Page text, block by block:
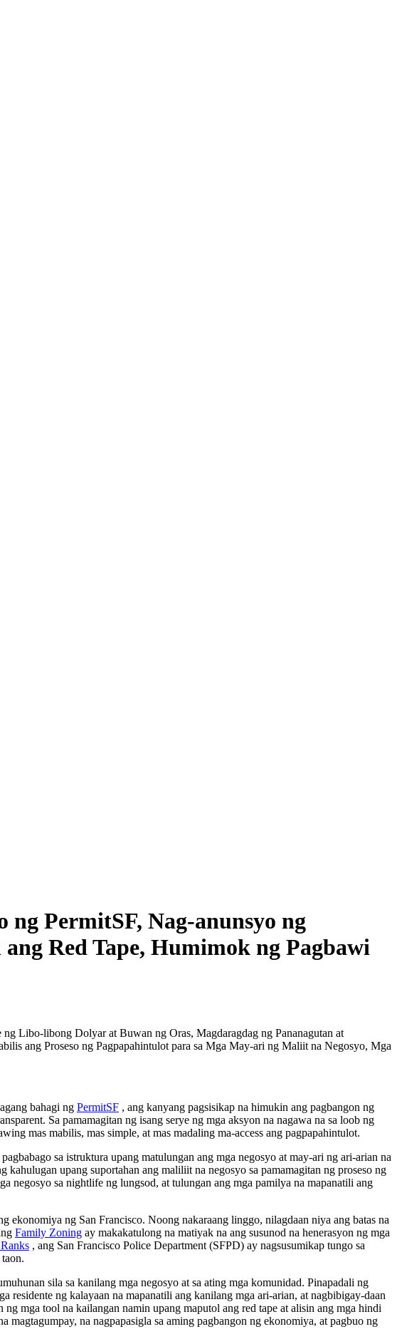
PermitSF, Nag-anunsyo ng
Red Tape, Humimok ng Pagbawi
Libo-libong Dolyar at Buwan ng Oras, Magdaragdag ng Pananagutan at
ang Proseso ng Pagpapahintulot para sa Mga May-ari ng Maliit na Negosyo, Mga
bahagi ng PermitSF , ang kanyang pagsisikap na himukin ang pagbangon ng
Sa pamamagitan ng isang serye ng mga aksyon na nagawa na sa loob ng
mas mabilis, mas simple, at mas madaling ma-access ang pagpapahintulot.
sa istruktura upang matulungan ang mga negosyo at may-ari ng ari-arian na
upang suportahan ang maliliit na negosyo sa pamamagitan ng proseso ng
negosyo sa nightlife ng lungsod, at tulungan ang mga pamilya na mapanatili ang
ng San Francisco. Noong nakaraang linggo, nilagdaan niya ang batas na
Family Zoning ay makakatulong na matiyak na ang susunod na henerasyon ng mga
, ang San Francisco Police Department (SFPD) ay nagsusumikap tungo sa
sila sa kanilang mga negosyo at sa ating mga komunidad. Pinapadali ng
ng kalayaan na mapanatili ang kanilang mga ari-arian, at nagbibigay-daan
mga tool na kailangan namin upang maputol ang red tape at alisin ang mga hindi
na nagpapasigla sa aming pagbangon ng ekonomiya, at pagbuo ng